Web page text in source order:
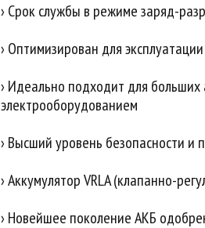
› Срок службы в режиме заряд-
› Оптимизирован для
› Идеально подходит для
электрооборудованием
› Высший уровень безопасности и
› Аккумулятор VRLA (клапанно-
› Новейшее поколение АКБ